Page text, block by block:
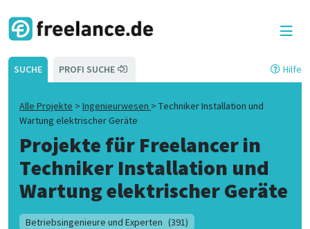
SUCHE PROFI SUCHE Hilfe
Alle Projekte > Ingenieurwesen > Techniker Installation und
Wartung elektrischer Geräte
Projekte für Freelancer in
Techniker Installation und
Wartung elektrischer Geräte
Betriebsingenieure und Experten (391)